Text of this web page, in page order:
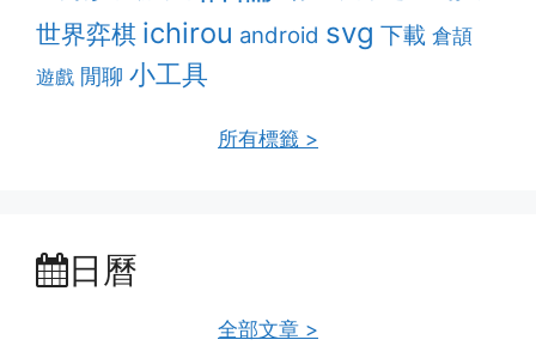
世界弈棋 ichirou android svg 下載 倉頡
遊戲 閒聊 小工具
所有標籤 >
日曆
全部文章 >